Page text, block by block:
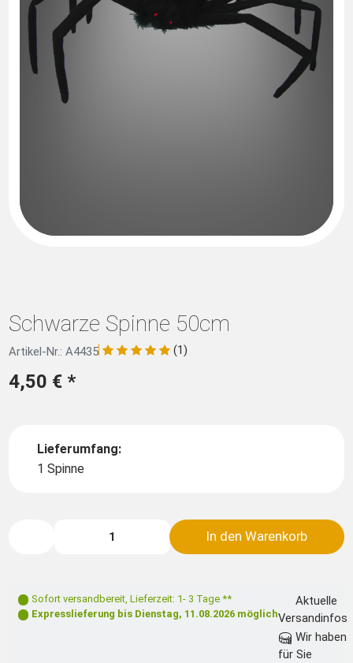
Schwarze Spinne 50cm
Artikel-Nr.: A4435 (1)
4,50 € *
Lieferumfang:
1 Spinne
In den Warenkorb
Sofort versandbereit, Lieferzeit: 1- 3 Tage **
Expresslieferung bis Dienstag, 11.08.2026 möglich
Aktuelle
Versandinfos
für Sie